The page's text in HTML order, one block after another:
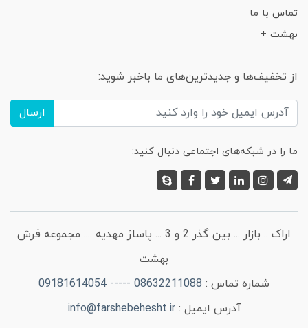
تماس با ما
بهشت +
از تخفیف‌ها و جدیدترین‌های ما باخبر شوید:
ارسال
ما را در شبکه‌های اجتماعی دنبال کنید:
اراک .. بازار ... بین گذر 2 و 3 ... پاساژ مهدیه .... مجموعه فرش
بهشت
شماره تماس : 08632211088 ----- 09181614054
آدرس ایمیل :info@farshebehesht.ir